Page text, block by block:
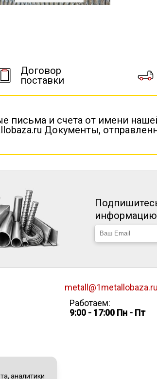
Договор
поставки
письма и счета от имени
Документы,
metall@1metallobaza.ru
Работаем:
9:00 - 17:00 Пн - Пт
аналитики